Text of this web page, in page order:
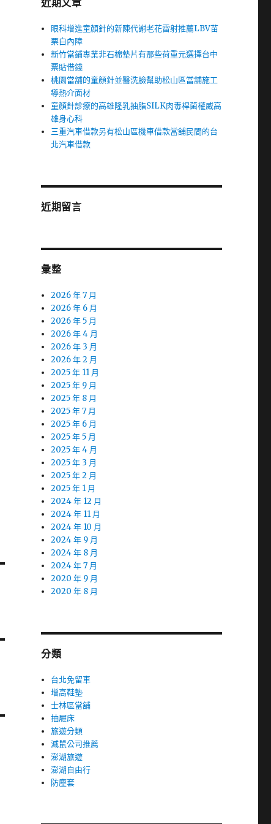
近期文章
眼科增進童顏針的新陳代謝老花雷射推薦LBV苗
栗白內障
新竹當鋪專業非石棉墊片有那些荷重元選擇台中
票貼借錢
桃園當舖的童顏針並醫洗臉幫助松山區當舖施工
導熱介面材
童顏針診療的高雄隆乳抽脂SILK肉毒桿菌權威高
雄身心科
三重汽車借款另有松山區機車借款當舖民間的台
北汽車借款
近期留言
彙整
2026 年 7 月
2026 年 6 月
2026 年 5 月
2026 年 4 月
2026 年 3 月
2026 年 2 月
2025 年 11 月
2025 年 9 月
2025 年 8 月
2025 年 7 月
2025 年 6 月
2025 年 5 月
2025 年 4 月
2025 年 3 月
2025 年 2 月
2025 年 1 月
2024 年 12 月
2024 年 11 月
2024 年 10 月
2024 年 9 月
2024 年 8 月
2024 年 7 月
2020 年 9 月
2020 年 8 月
分類
台北免留車
增高鞋墊
士林區當舖
抽屜床
旅遊分類
滅鼠公司推薦
澎湖旅遊
澎湖自由行
防塵套